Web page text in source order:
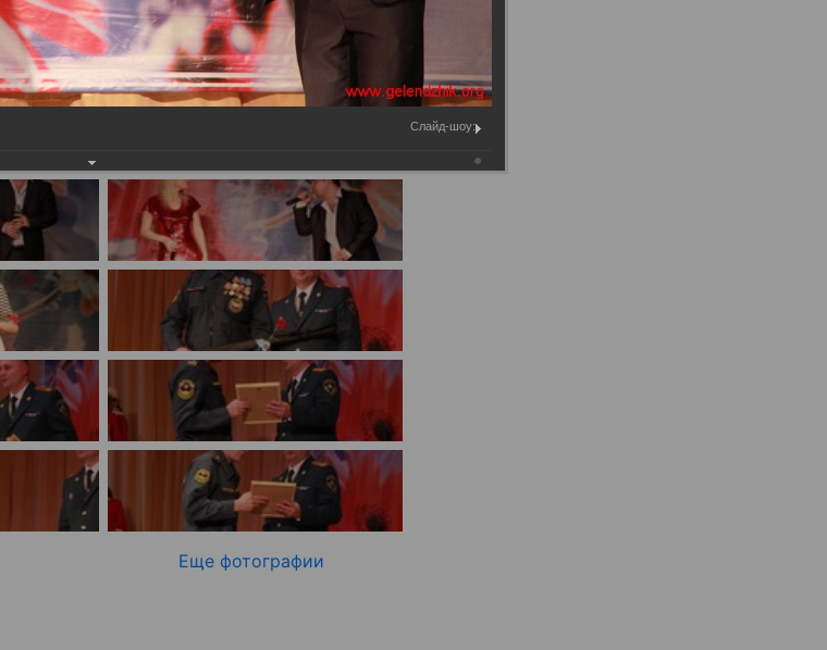
имуществе и обязательствах
имущественного характера
План работы и график сессий
Написать обращение
Просмотр своего обращения
Установленные формы
обращений
Порядок и время приема
Порядок обжалования
Обзоры обращений лиц
Законодательная карта
Порядок оказания бесплатной
юридической помощи
партнёрство
Региональный государственный
Документы о выявлении
Еще фотографии
Слайд-шоу: